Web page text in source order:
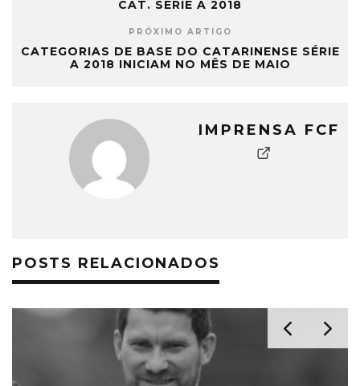
CAT. SÉRIE A 2018
PRÓXIMO ARTIGO
CATEGORIAS DE BASE DO CATARINENSE SÉRIE
A 2018 INICIAM NO MÊS DE MAIO
IMPRENSA FCF
POSTS RELACIONADOS